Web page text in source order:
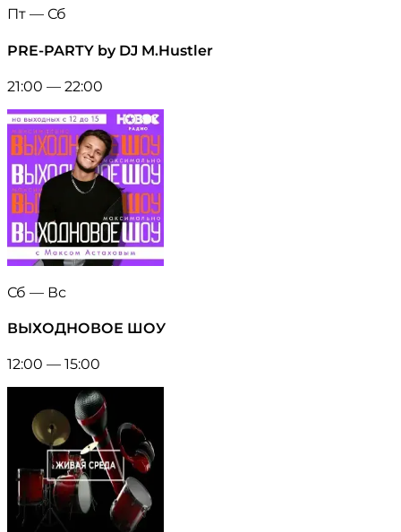
Пт — Сб
PRE-PARTY by DJ M.Hustler
21:00 — 22:00
Сб — Вс
ВЫХОДНОВОЕ ШОУ
12:00 — 15:00